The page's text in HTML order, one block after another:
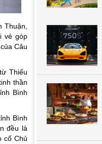
Thuận,
vẻ góp
Câu
Thiếu
thần
Bình
Bình
đều là
cố Chủ